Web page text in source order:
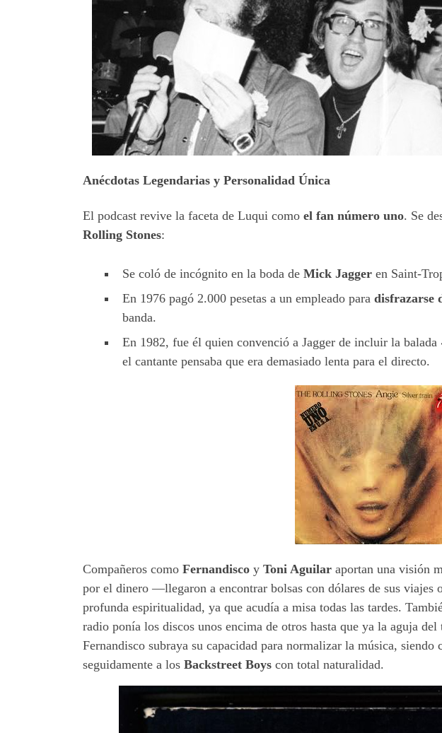
Anécdotas Legendarias y Personalidad Única
El podcast revive la faceta de Luqui como el fan número uno. Se
Rolling Stones:
Se coló de incógnito en la boda de Mick Jagger en Saint-
En 1976 pagó 2.000 pesetas a un empleado para disfrazarse
banda.
En 1982, fue él quien convenció a Jagger de incluir la balada
el cantante pensaba que era demasiado lenta para el directo.
Compañeros como Fernandisco y Toni Aguilar aportan una visión
por el dinero —llegaron a encontrar bolsas con dólares de sus
profunda espiritualidad, ya que acudía a misa todas las tardes.
radio ponía los discos unos encima de otros hasta que ya la aguja
Fernandisco subraya su capacidad para normalizar la música, siendo
seguidamente a los Backstreet Boys con total naturalidad.